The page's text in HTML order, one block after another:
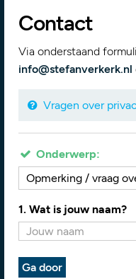
Contact
Via onderstaand
info@stefanverkerk.nl
Vragen over
Onderwerp:
Opmerking / vraag
1. Wat is jouw naam?
Ga door